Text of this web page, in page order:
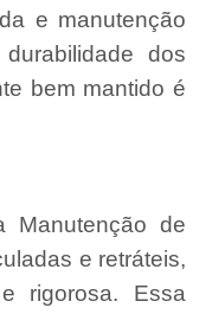
e manutenção
dos
bem mantido é
Manutenção de
e retráteis,
rigorosa. Essa